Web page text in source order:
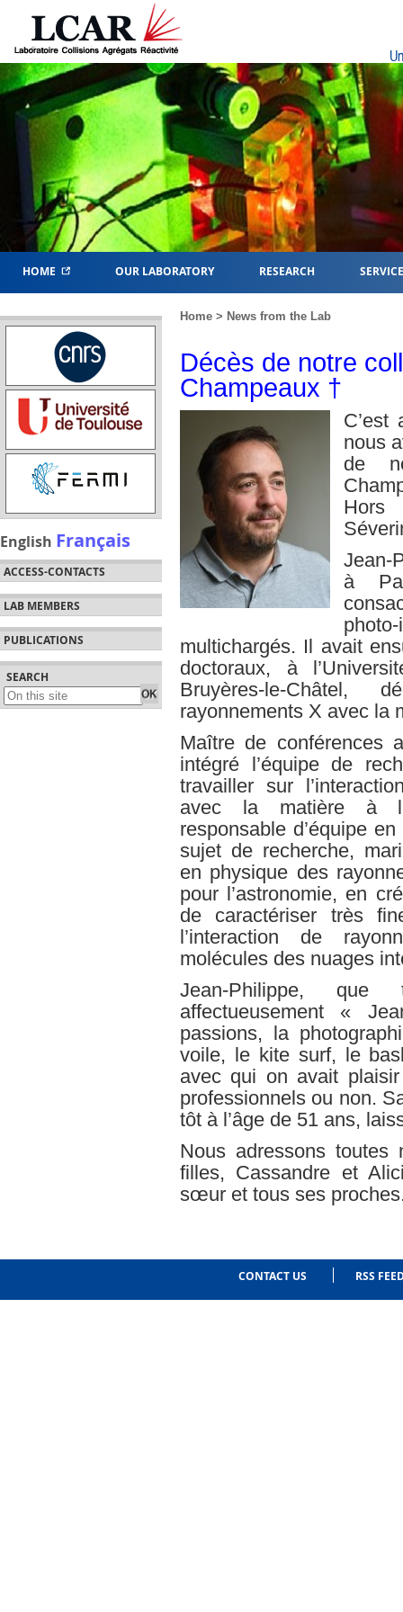
HOME OUR LABORATORY RESEARCH
English Français
ACCESS-CONTACTS
LAB MEMBERS
PUBLICATIONS
SEARCH
Home > News from the Lab
Décès de notre
Champeaux †
C’est
nous
de
Hors
Jean-
à
multichargés. Il avait
doctoraux, à
Bruyères-le-Châtel,
rayonnements X avec la
Maître de conférences
intégré l’équipe de
travailler sur
avec la matière à
responsable d’équipe
sujet de recherche,
en physique des
pour l’astronomie, en
de caractériser très
l’interaction de
molécules des nuages
Jean-Philippe,
affectueusement «
passions, la
voile, le kite surf, le
avec qui on avait
professionnels ou non.
tôt à l’âge de 51 ans,
Nous adressons
filles, Cassandre et
sœur et tous ses
CONTACT US RSS